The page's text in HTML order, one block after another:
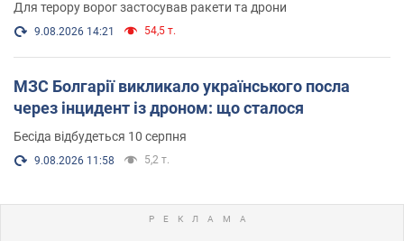
Для терору ворог застосував ракети та дрони
9.08.2026 14:21 54,5 т.
МЗС Болгарії викликало українського посла
через інцидент із дроном: що сталося
Бесіда відбудеться 10 серпня
9.08.2026 11:58 5,2 т.